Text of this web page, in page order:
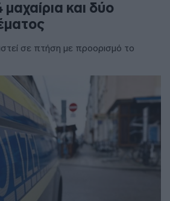
και δύο
σε πτήση με προορισμό το